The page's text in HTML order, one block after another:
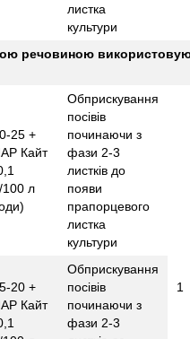
листка
культури
речовиною
25 +
Кайт
100 л
Обприскування
посівів
починаючи з
фази 2-3
листків до
появи
прапорцевого
листка
культури
1
20 +
Кайт
Обприскування
посівів
починаючи з
фази 2-3